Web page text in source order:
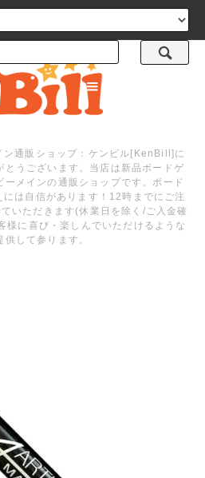
メニュー
ン通販ショップ：ケンビル[KenBill]に
とうございます。当店は新品ボードゲ
メインの通販ショップです。ボード
は自信があります！12時までにご注
いただきます(休業日を除く/ご入金確
様に喜び・楽しんでいただけるような
供して参ります。